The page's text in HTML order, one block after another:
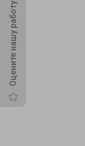
Оцените нашу работу